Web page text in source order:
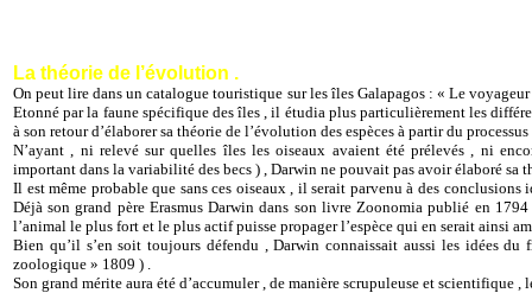
La théorie de l’évolution .
On peut lire dans un catalogue touristique sur les îles Galapagos : « Le
Etonné par la faune spécifique des îles , il étudia plus particulièrement les
à son retour d’élaborer sa théorie de l’évolution des espèces à partir du
N’ayant , ni relevé sur quelles îles les oiseaux avaient été prélevés , ni
important dans la variabilité des becs ) , Darwin ne pouvait pas avoir élaboré sa
Il est même probable que sans ces oiseaux , il serait parvenu à des
Déjà son grand père Erasmus Darwin dans son livre Zoonomia publié en
l’animal le plus fort et le plus actif puisse propager l’espèce qui en serait ainsi
Bien qu’il s’en soit toujours défendu , Darwin connaissait aussi les idées
zoologique » 1809 ) .
Son grand mérite aura été d’accumuler , de manière scrupuleuse et scientifique ,